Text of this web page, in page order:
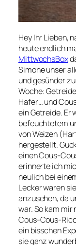
Hey Ihr Lieben,
heute endlich
MittwochsBox
Simone unser
und gesünder
Woche:
Hafer… und
ein Getreide. Er
befeuchtetem
von Weizen
hergestellt.
einen Cous-
erinnerte ich
neulich bei
Lecker waren
anzusehen, da
war. So kam mir
Cous-Cous-
ein bisschen
sie ganz